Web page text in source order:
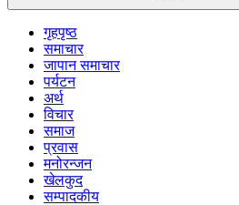
गृहपृष्ठ
समाचार
जापान समाचार
पर्यटन
अर्थ
विचार
समाज
प्रवास
मनोरन्जन
खेलकुद
सम्पादकीय